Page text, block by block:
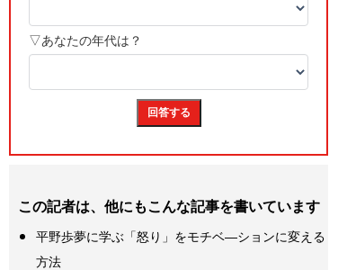
この記者は、他にもこんな記事を書いています
平野歩夢に学ぶ「怒り」をモチベ―ションに変える
方法